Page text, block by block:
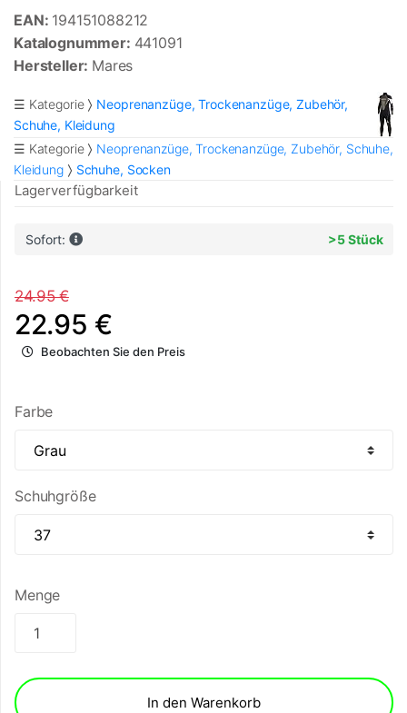
EAN: 194151088212
Katalognummer: 441091
Hersteller: Mares
☰ Kategorie
Neoprenanzüge, Trockenanzüge, Zubehör,
Schuhe, Kleidung
☰ Kategorie
Neoprenanzüge, Trockenanzüge, Zubehör, Schuhe,
Kleidung
Schuhe, Socken
Lagerverfügbarkeit
Sofort: >5 Stück
24.95 €
22.95 €
Beobachten Sie den Preis
Farbe
Schuhgröße
Menge
In den Warenkorb